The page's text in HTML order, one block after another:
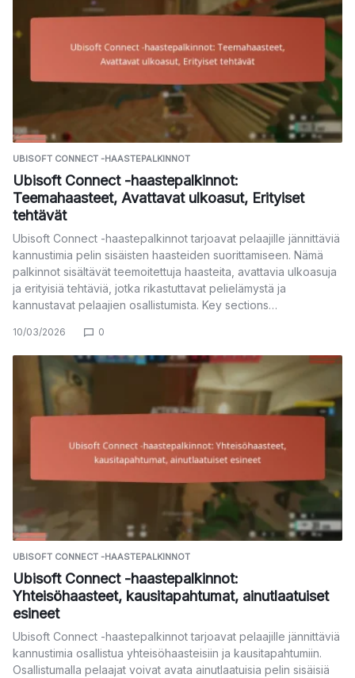
UBISOFT CONNECT -HAASTEPALKINNOT
Ubisoft Connect -haastepalkinnot:
Teemahaasteet, Avattavat ulkoasut, Erityiset
tehtävät
Ubisoft Connect -haastepalkinnot tarjoavat pelaajille jännittäviä
kannustimia pelin sisäisten haasteiden suorittamiseen. Nämä
palkinnot sisältävät teemoitettuja haasteita, avattavia ulkoasuja
ja erityisiä tehtäviä, jotka rikastuttavat pelielämystä ja
kannustavat pelaajien osallistumista. Key sections…
10/03/2026 0
UBISOFT CONNECT -HAASTEPALKINNOT
Ubisoft Connect -haastepalkinnot:
Yhteisöhaasteet, kausitapahtumat, ainutlaatuiset
esineet
Ubisoft Connect -haastepalkinnot tarjoavat pelaajille jännittäviä
kannustimia osallistua yhteisöhaasteisiin ja kausitapahtumiin.
Osallistumalla pelaajat voivat avata ainutlaatuisia pelin sisäisiä